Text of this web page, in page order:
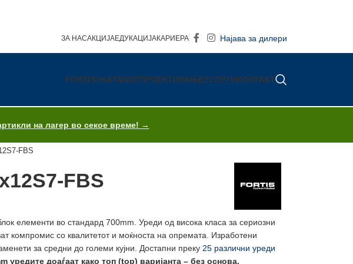
ЗА НАСАКЦИЈАЕДУКАЦИЈАКАРИЕРА Најава за дилери
FORTIS®КАТАЛОГПРОЕКТИРАЊЕУСЛУГИКОНТАКТ
на лагер во секое време! →
FBS
FBS
елементи во стандард 700mm. Уреди од висока класа за сериозни
компромис со квалитетот и моќноста на опремата. Изработени
за средни до големи кујни. Достапни преку 25 различни уреди
уредите доаѓаат како топ (top) варијанта – без основа.